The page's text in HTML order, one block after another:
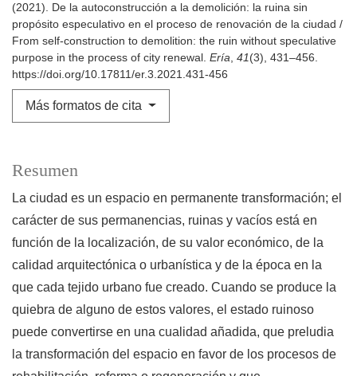
(2021). De la autoconstrucción a la demolición: la ruina sin
propósito especulativo en el proceso de renovación de la ciudad /
From self-construction to demolition: the ruin without speculative
purpose in the process of city renewal. Ería, 41(3), 431–456.
https://doi.org/10.17811/er.3.2021.431-456
Más formatos de cita
Resumen
La ciudad es un espacio en permanente transformación; el
carácter de sus permanencias, ruinas y vacíos está en
función de la localización, de su valor económico, de la
calidad arquitectónica o urbanística y de la época en la
que cada tejido urbano fue creado. Cuando se produce la
quiebra de alguno de estos valores, el estado ruinoso
puede convertirse en una cualidad añadida, que preludia
la transformación del espacio en favor de los procesos de